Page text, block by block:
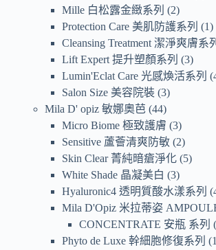
Mille 白松露金緻系列
2
Protection Care 美肌防護系列
1
Cleansing Treatment 潔淨爽膚系列
Lift Expert 提升塑顏系列
3
Lumin'Eclat Care 光感煥活系列
Salon Size 美容院裝 3
Mila D' opiz 敏娜奧芭 44
Micro Biome 極致護膚 3
Sensitive 蘆薈清爽防敏 2
Skin Clear 菁純暗瘡淨化 5
White Shade 晶凝美白
3
Hyaluronic4 透明質酸水漾系列
Mila D'Opiz 米拉蒂姿
CONCENTRATE 安瓶 系列
Phyto de Luxe 幹細胞修復系列